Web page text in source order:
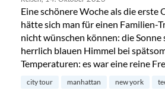
Eine schönere Woche als die erste
hätte sich man für einen Familien-
nicht wünschen können: die Sonne
herrlich blauen Himmel bei
Temperaturen: es war eine reine
city tour manhattan new york